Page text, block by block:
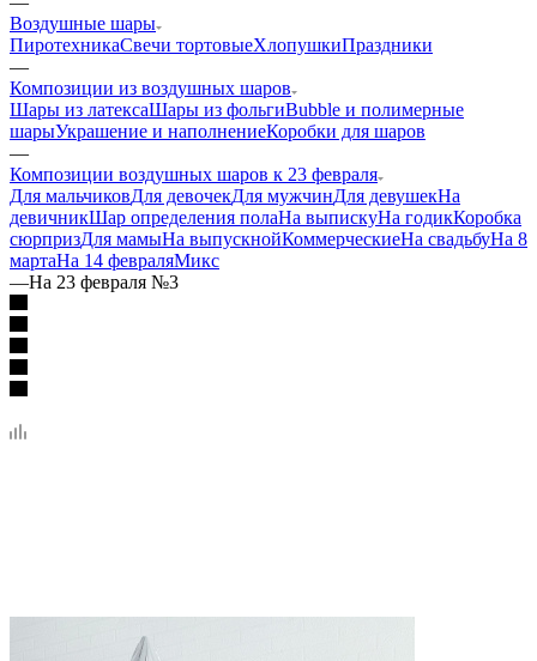
Воздушные шары
ПиротехникаСвечи тортовыеХлопушкиПраздники
—
Композиции из воздушных шаров
Шары из латексаШары из фольгиBubble и полимерные
шарыУкрашение и наполнениеКоробки для шаров
—
Композиции воздушных шаров к 23 февраля
Для мальчиковДля девочекДля мужчинДля девушекНа
девичникШар определения полаНа выпискуНа годикКоробка
сюрпризДля мамыНа выпускнойКоммерческиеНа свадьбуНа 8
мартаНа 14 февраляМикс
—На 23 февраля №3